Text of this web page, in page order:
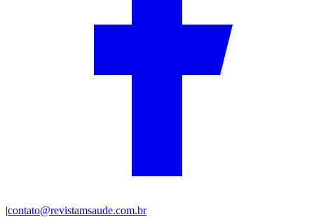
|contato@revistamsaude.com.br